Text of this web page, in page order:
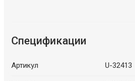
Спецификации
Артикул U-32413